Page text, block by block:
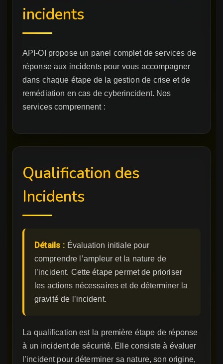
incidents
API-OI propose un panel complet de services de
réponse aux incidents pour vous accompagner
dans chaque étape de la gestion de crise et de
remédiation en cas de cyberincident. Nos
services comprennent :
Qualification des
Incidents
Détails : Évaluation initiale pour
comprendre l’ampleur et la nature de
l’incident. Cette étape permet de prioriser
les actions nécessaires et de déterminer la
gravité de l’incident.
La qualification est la première étape de réponse
à un incident de sécurité. Elle consiste à évaluer
l’incident pour déterminer sa nature, son origine,